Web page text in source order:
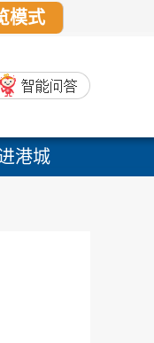
模式
港城